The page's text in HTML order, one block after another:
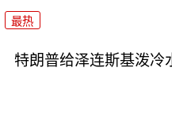
最热
特朗普给泽连斯基泼冷